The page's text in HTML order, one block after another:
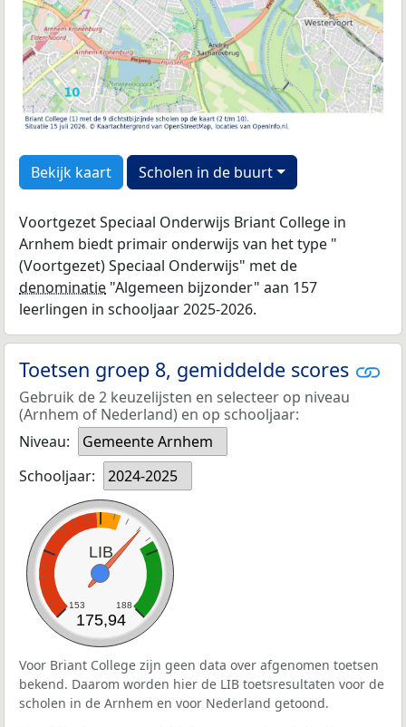
Bekijk kaart Scholen in de buurt
Voortgezet Speciaal Onderwijs Briant College in
Arnhem biedt primair onderwijs van het type "
(Voortgezet) Speciaal Onderwijs" met de
denominatie "Algemeen bijzonder" aan 157
leerlingen in schooljaar 2025-2026.
Toetsen groep 8, gemiddelde scores
Gebruik de 2 keuzelijsten en selecteer op niveau
(Arnhem of Nederland) en op schooljaar:
Niveau:
Gemeente Arnhem
Schooljaar:
2024-2025
LIB
153 188
175,94
Voor Briant College zijn geen data over afgenomen toetsen
bekend. Daarom worden hier de LIB toetsresultaten voor de
scholen in de Arnhem en voor Nederland getoond.